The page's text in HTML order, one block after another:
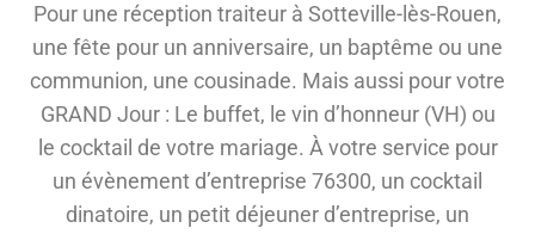
Pour une réception traiteur à Sotteville-lès-Rouen,
une fête pour un anniversaire, un baptême ou une
communion, une cousinade. Mais aussi pour votre
GRAND Jour : Le buffet, le vin d’honneur (VH) ou
le cocktail de votre mariage. À votre service pour
un évènement d’entreprise 76300, un cocktail
dinatoire, un petit déjeuner d’entreprise, un